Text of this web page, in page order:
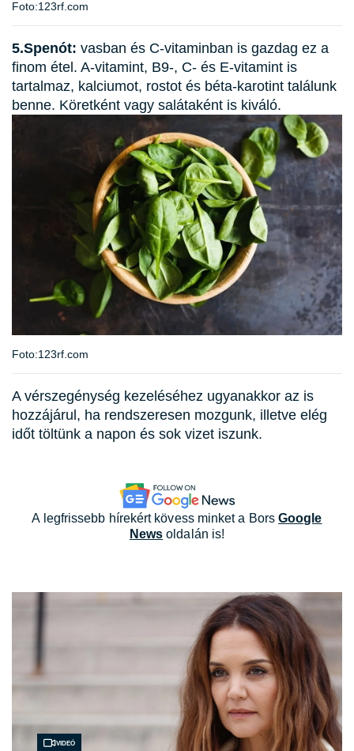
Foto:123rf.com
5.Spenót: vasban és C-vitaminban is gazdag ez a
finom étel. A-vitamint, B9-, C- és E-vitamint is
tartalmaz, kalciumot, rostot és béta-karotint találunk
benne. Köretként vagy salátaként is kiváló.
Foto:123rf.com
A vérszegénység kezeléséhez ugyanakkor az is
hozzájárul, ha rendszeresen mozgunk, illetve elég
időt töltünk a napon és sok vizet iszunk.
A legfrissebb hírekért kövess minket a BorsGoogle
News oldalán is!
Videó